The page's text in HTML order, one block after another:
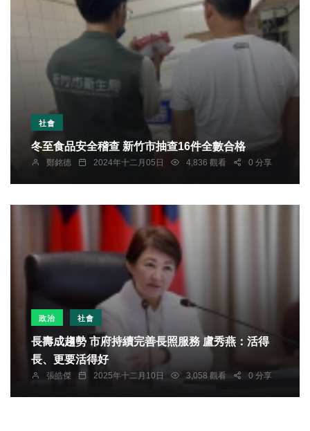
社會
冬至食品安全稽查 新竹市抽查16件全數合格
鄭銘德 2024年十二月05日 4,836 觀看 0 分享
政治 社會
長壽成趨勢 市府持續完善長照服務 盧秀燕：活得
長、更要活得好
張皓傑 2025年十二月10日 3,058 觀看 0 分享